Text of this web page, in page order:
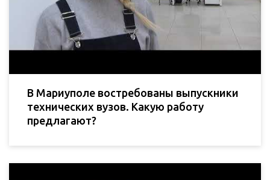
В Мариуполе востребованы выпускники
технических вузов. Какую работу
предлагают?